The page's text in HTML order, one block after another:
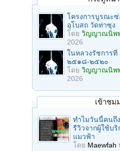
โครงการบูรณะ
อุโบสถ วัดท่าซุง
โดย วิญญาณนิพ
2026
ในหลวงรัชการที่
๒๕๑๘-๒๕๒๐
โดย วิญญาณนิพ
2026
เข้าชม
ทำไมวันนี้คนถึ
รีวิวจากผู้ใช้บ
แมวฟ้า
โดย Maewfah